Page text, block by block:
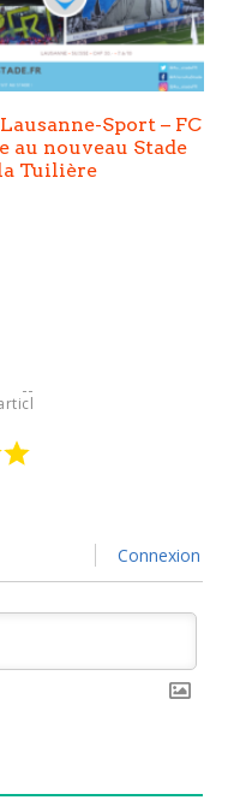
Sport – FC
au nouveau Stade
Tuilière
Connexion